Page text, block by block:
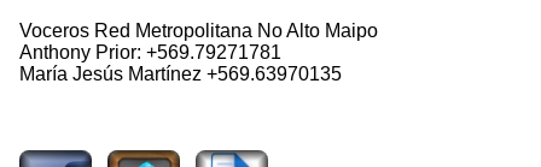
Voceros Red Metropolitana No Alto Maipo
Anthony Prior: +569.79271781
María Jesús Martínez +569.63970135